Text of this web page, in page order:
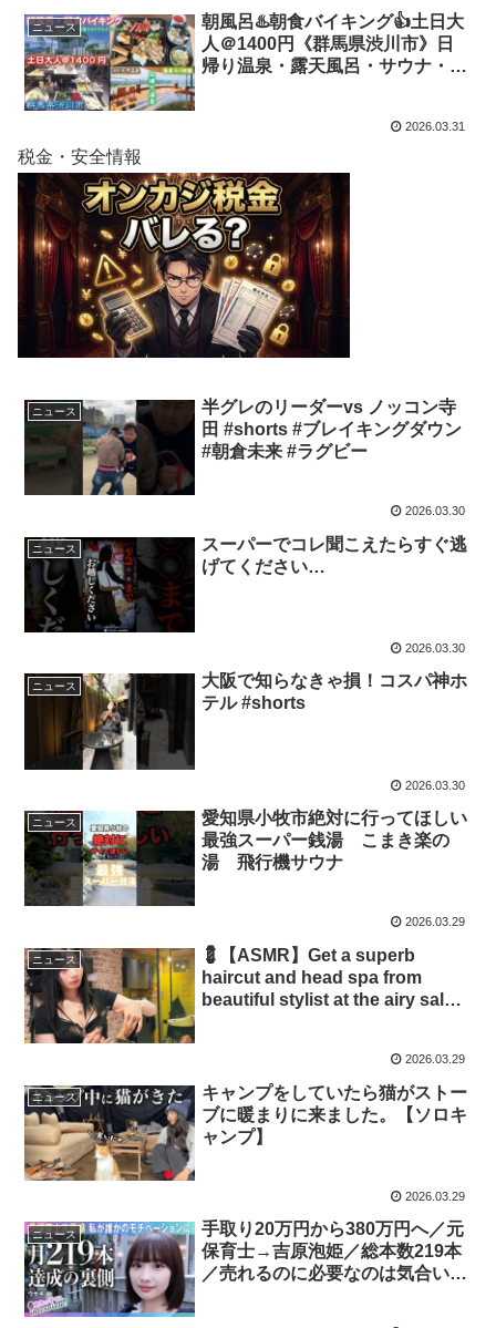
ニュース
朝風呂♨️朝食バイキング👍土日大
人＠1400円《群馬県渋川市》日
帰り温泉・露天風呂・サウナ・水
2026.03.31
税金・安全情報
ニュース
半グレのリーダーvs ノッコン寺
田 #shorts #ブレイキングダウン
#朝倉未来 #ラグビー
2026.03.30
ニュース
スーパーでコレ聞こえたらすぐ逃
げてください…
2026.03.30
ニュース
大阪で知らなきゃ損！コスパ神ホ
テル #shorts
2026.03.30
ニュース
愛知県小牧市絶対に行ってほしい
最強スーパー銭湯 こまき楽の
湯 飛行機サウナ
2026.03.29
ニュース
💈【ASMR】Get a superb
haircut and head spa from
beautiful stylist at the airy salon.
2026.03.29
ニュース
キャンプをしていたら猫がストー
ブに暖まりに来ました。【ソロキ
ャンプ】
2026.03.29
ニュース
手取り20万円から380万円へ／元
保育士→吉原泡姫／総本数219本
／売れるのに必要なのは気合いと